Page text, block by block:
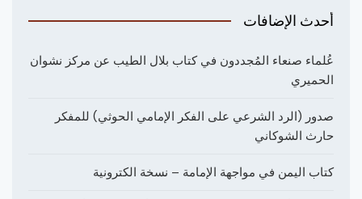
أحدث الإضافات
عُلماء صنعاء المُجددون في كتاب بلال الطيب عن مركز نشوان
الحميري
صدور (الرد الشرعي على الفكر الإمامي الحوثي) للمفكر
حارث الشوكاني
كتاب اليمن في مواجهة الإمامة – نسخة الكترونية